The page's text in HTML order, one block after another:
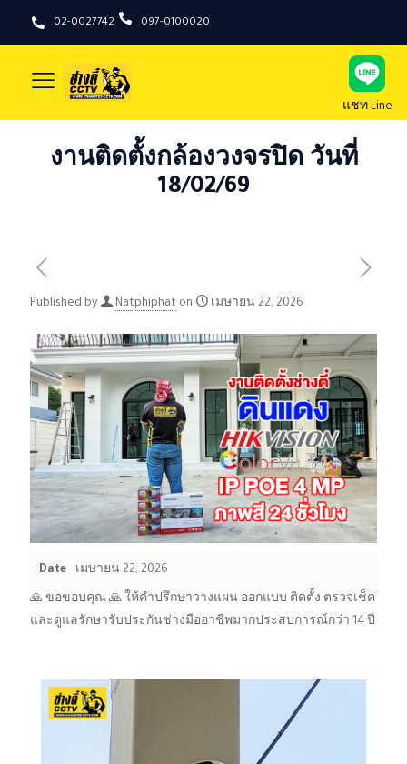
02-0027742 097-0100020
แชท Line
งานติดตั้งกล้องวงจรปิด วันที่
18/02/69
Published by Natphiphat on เมษายน 22, 2026
Date เมษายน 22, 2026
🙏 ขอขอบคุณ 🙏 ให้คำปรึกษาวางแผน ออกแบบ ติดตั้ง ตรวจเช็ค
และดูแลรักษารับประกันช่างมืออาชีพมากประสบการณ์กว่า 14 ปี